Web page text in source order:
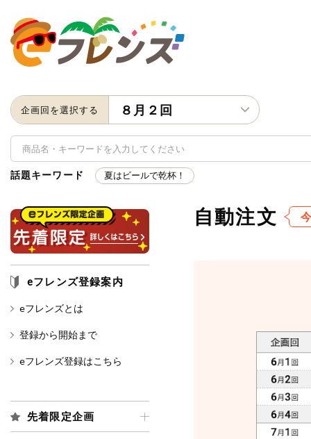
企画回を選択する ８月２回
キーワード
話題キーワード 夏はビールで乾杯！
eフレンズ登録案内
eフレンズとは
登録から開始まで
eフレンズ登録はこちら
先着限定企画
自動注文